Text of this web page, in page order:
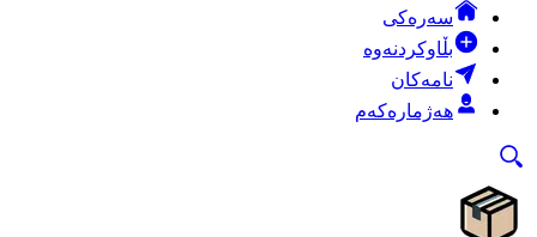
سەرەکی
بڵاوکردنەوە
نامەکان
هەژمارەکەم